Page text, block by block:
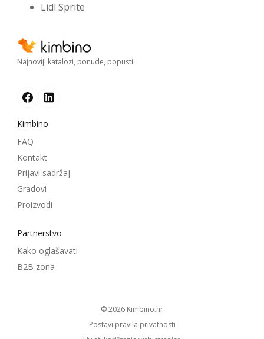
Lidl Sprite
Najnoviji katalozi, ponude, popusti
Kimbino
FAQ
Kontakt
Prijavi sadržaj
Gradovi
Proizvodi
Partnerstvo
Kako oglašavati
B2B zona
© 2026
kimbino.hr
Postavi pravila privatnosti